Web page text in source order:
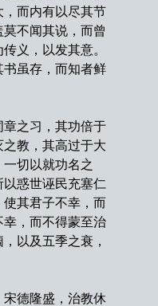
而内有以尽其节
不闻其说，而曾
义，以发其意。
虽存，而知者鲜
之习，其功倍于
教，其高过于大
切以就功名之
惑世诬民充塞仁
使其君子不幸，而
，而不得蒙至治
以及五季之衰，
德隆盛，治教休